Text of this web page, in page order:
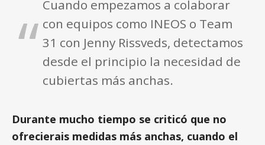
Cuando empezamos a colaborar
con equipos como INEOS o Team
31 con Jenny Rissveds, detectamos
desde el principio la necesidad de
cubiertas más anchas.
Durante mucho tiempo se criticó que no
ofrecierais medidas más anchas, cuando el